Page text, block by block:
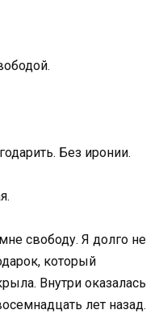
Без иронии.
свободу. Я долго не
который
Внутри оказалась
лет назад.